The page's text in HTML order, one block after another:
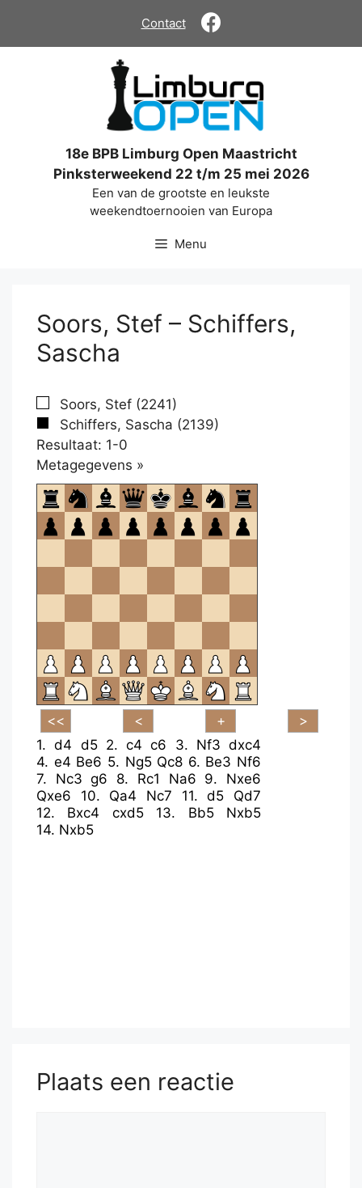
de
Contact
18e BPB Limburg Open Maastricht
Pinksterweekend 22 t/m 25 mei 2026
Een van de grootste en leukste
weekendtoernooien van Europa
Menu
Soors, Stef – Schiffers,
Sascha
Soors, Stef (2241)
Schiffers, Sascha (2139)
Resultaat: 1-0
Metagegevens »
om
te
openen.
1.d4 d5 2. c4 c6 3. Nf3 dxc4
4. e4 Be6 5. Ng5 Qc8 6. Be3 Nf6
7. Nc3 g6 8. Rc1 Na6 9. Nxe6
Qxe6
10. Qa4 Nc7 11.d5
Qd7
12. Bxc4 cxd5 13. Bb5
Nxb5
14. Nxb5
Plaats een reactie